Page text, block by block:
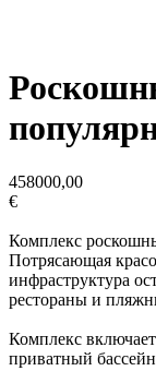
458000,00
€
Комплекс
Потрясающая
инфраструктура
рестораны и
Комплекс
приватный